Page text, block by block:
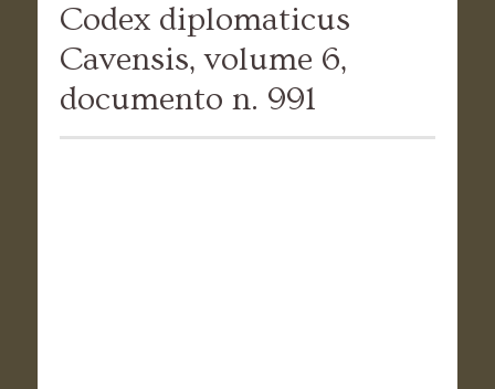
Codex diplomaticus
Cavensis, volume 6,
documento n. 991